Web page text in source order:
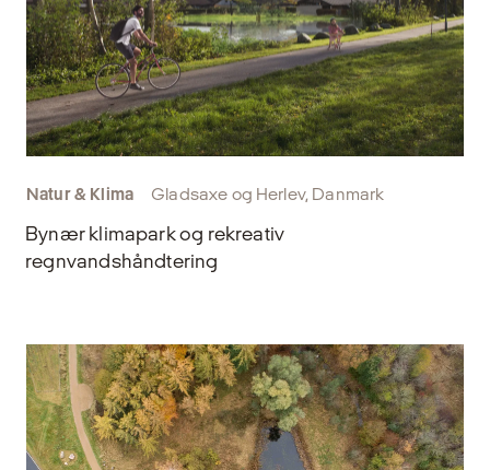
Natur & Klima Gladsaxe og Herlev, Danmark
Bynær klimapark og rekreativ
regnvandshåndtering